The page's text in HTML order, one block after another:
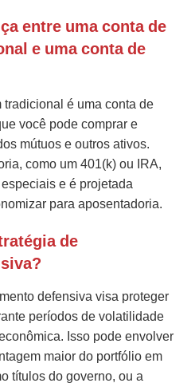
entre uma conta de
e uma conta de
é uma conta de
você pode comprar e
mútuos e outros ativos.
como um 401(k) ou IRA,
e é projetada
para aposentadoria.
de
defensiva visa proteger
períodos de volatilidade
Isso pode envolver
maior do portfólio em
títulos do governo, ou a